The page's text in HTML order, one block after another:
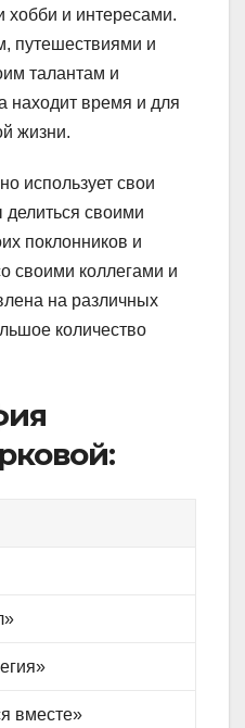
хобби и интересами.
путешествиями и
талантам и
находит время и для
жизни.
использует свои
делиться своими
поклонников и
своими коллегами и
на различных
количество
вместе»